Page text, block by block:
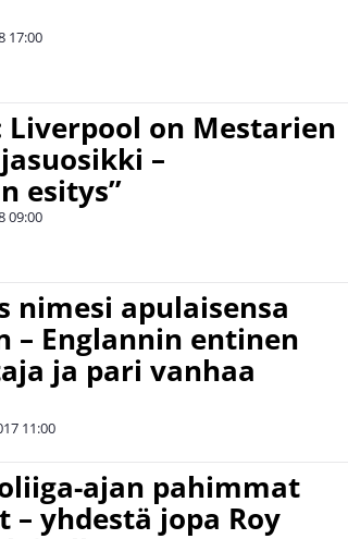
17:00
on Mestarien
–
esitys”
09:00
nimesi apulaisensa
– Englannin entinen
ja pari vanhaa
11:00
ajan pahimmat
– yhdestä jopa Roy